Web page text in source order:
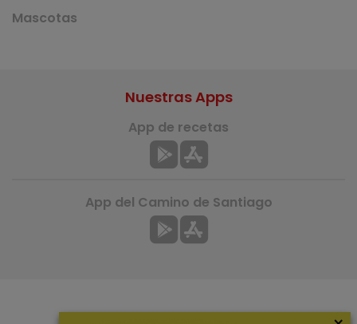
Mascotas
Nuestras Apps
App de recetas
App del Camino de Santiago